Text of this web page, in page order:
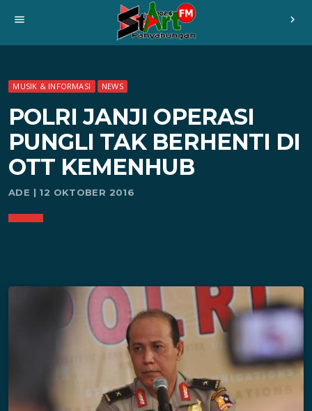
menu chevron_right
MUSIK & INFORMASI NEWS
POLRI JANJI OPERASI
PUNGLI TAK BERHENTI DI
OTT KEMENHUB
ADE | 12 OKTOBER 2016